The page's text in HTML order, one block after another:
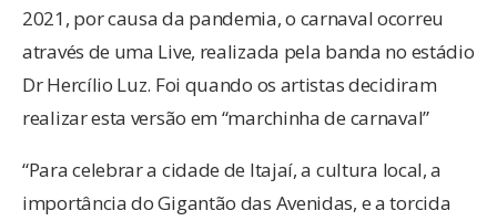
2021, por causa da pandemia, o carnaval ocorreu
através de uma Live, realizada pela banda no estádio
Dr Hercílio Luz. Foi quando os artistas decidiram
realizar esta versão em “marchinha de carnaval”
“Para celebrar a cidade de Itajaí, a cultura local, a
importância do Gigantão das Avenidas, e a torcida